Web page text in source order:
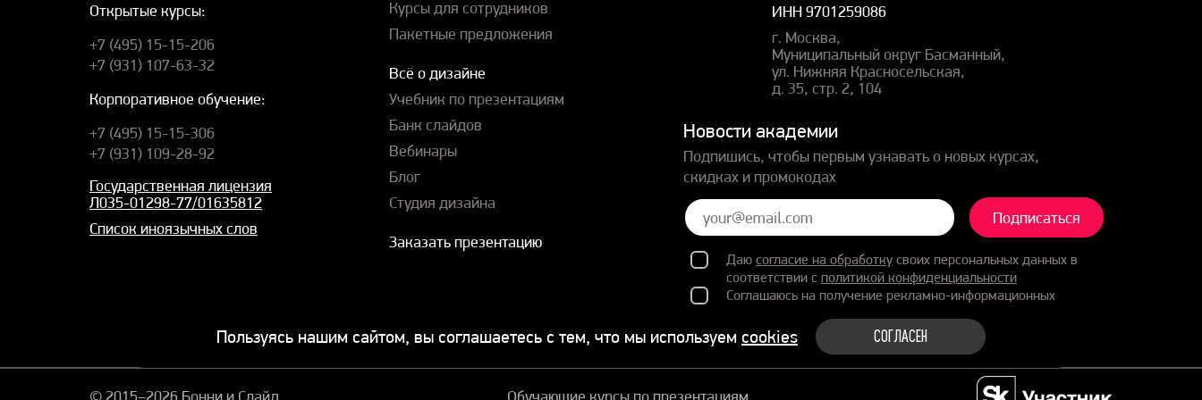
Пользуясь нашим сайтом, вы соглашаетесь с тем, что мы используем cookies СОГЛАСЕН
Открытые курсы:
+7 (495) 15-15-206
+7 (931) 107-63-32
Корпоративное обучение:
+7 (495) 15-15-306
+7 (931) 109-28-92
Государственная лицензия
Л035-01298-77/01635812
Список иноязычных слов
Курсы для сотрудников
Пакетные предложения
Всё о дизайне
Учебник по презентациям
Банк слайдов
Вебинары
Блог
Студия дизайна
Заказать презентацию
ИНН 9701259086
г. Москва,
Муниципальный округ Басманный,
ул. Нижняя Красносельская,
д. 35, стр. 2, 104
Новости академии
Подпишись, чтобы первым узнавать о новых курсах,
скидках и промокодах
Подписаться
Даю согласие на обработку своих персональных данных в
соответствии с политикой конфиденциальности
Соглашаюсь на получение рекламно-информационных
© 2015–2026 Бонни и Слайд Обучающие курсы по презентациям